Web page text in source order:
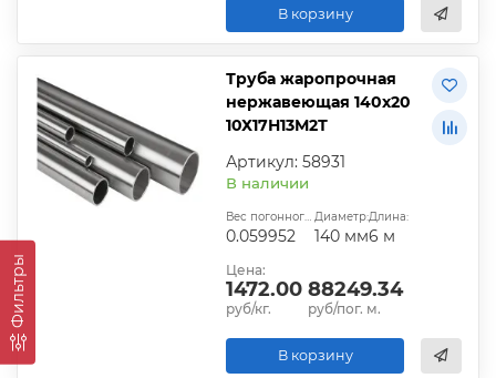
Фильтры
В корзину
Труба жаропрочная
нержавеющая 140х20
10Х17Н13М2Т
Артикул: 58931
В наличии
Вес погонного метра, т.:
0.059952
Диаметр:
140 мм
Длина:
6 м
Цена:
1472.00
руб/кг.
88249.34
руб/пог. м.
В корзину